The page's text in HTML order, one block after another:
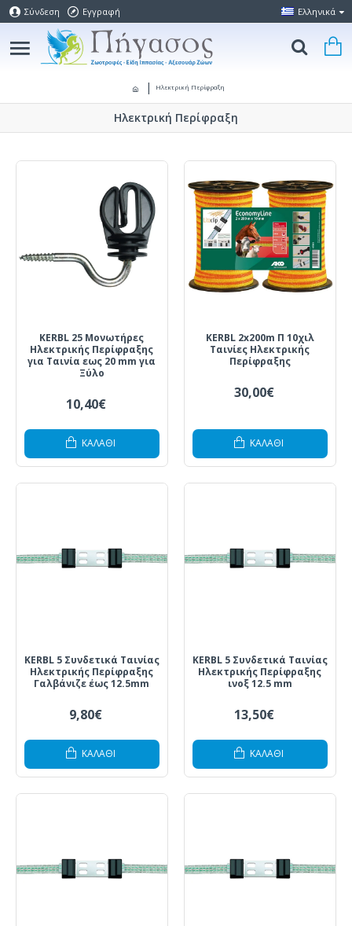
Σύνδεση Εγγραφή Ελληνικά
Ηλεκτρική Περίφραξη
Ηλεκτρική Περίφραξη
KERBL 25 Μονωτήρες
Ηλεκτρικής Περίφραξης
για Ταινία εως 20 mm για
Ξύλο
10,40€
ΚΑΛΆΘΙ
KERBL 2x200m Π 10χιλ
Ταινίες Ηλεκτρικής
Περίφραξης
30,00€
ΚΑΛΆΘΙ
KERBL 5 Συνδετικά Ταινίας
Ηλεκτρικής Περίφραξης
Γαλβάνιζε έως 12.5mm
9,80€
ΚΑΛΆΘΙ
KERBL 5 Συνδετικά Ταινίας
Ηλεκτρικής Περίφραξης
ινοξ 12.5 mm
13,50€
ΚΑΛΆΘΙ